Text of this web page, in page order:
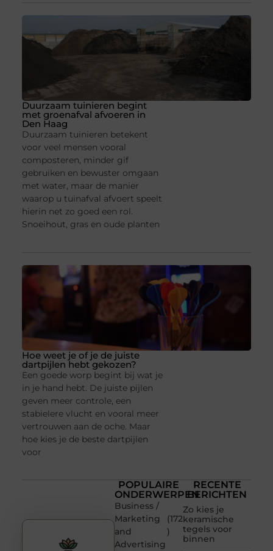
Duurzaam tuinieren begint
met groenafval afvoeren in
Den Haag
Duurzaam tuinieren betekent
voor veel mensen vooral
composteren, minder gif
gebruiken en bewuster omgaan
met water, maar de manier
waarop u tuinafval afvoert speelt
hierin net zo goed een rol.
Snoeihout, gras en oude planten
Hoe weet je of je de juiste
dartpijlen hebt gekozen?
Een goede worp begint bij wat je
in je hand hebt. De juiste pijlen
geven meer controle, een
stabielere vlucht en vooral meer
vertrouwen aan de oche. Maar
hoe kies je de beste dartpijlen
voor
POPULAIRE
ONDERWERPEN
Business /
Marketing
and
Advertising
(172
)
RECENTE
BERICHTEN
Zo kies je
keramische
tegels voor
binnen